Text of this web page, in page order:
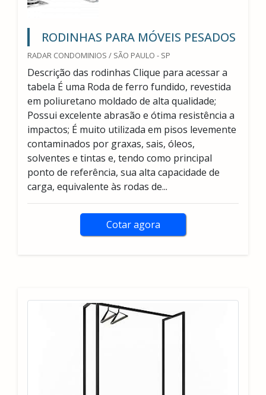
RODINHAS PARA MÓVEIS PESADOS
RADAR CONDOMINIOS / SÃO PAULO - SP
Descrição das rodinhas Clique para acessar a
tabela É uma Roda de ferro fundido, revestida
em poliuretano moldado de alta qualidade;
Possui excelente abrasão e ótima resistência a
impactos; É muito utilizada em pisos levemente
contaminados por graxas, sais, óleos,
solventes e tintas e, tendo como principal
ponto de referência, sua alta capacidade de
carga, equivalente às rodas de...
Cotar agora